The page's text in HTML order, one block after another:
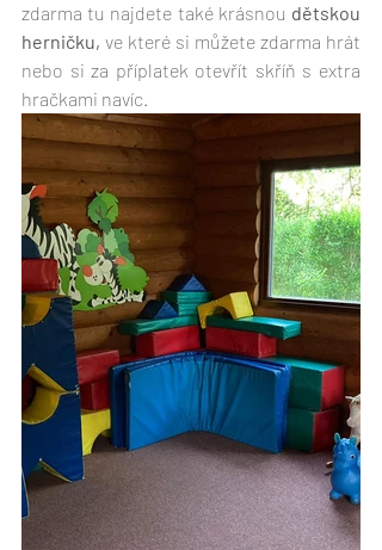
zdarma tu najdete také krásnou dětskou
herničku, ve které si můžete zdarma hrát
nebo si za příplatek otevřít skříň s extra
hračkami navíc.